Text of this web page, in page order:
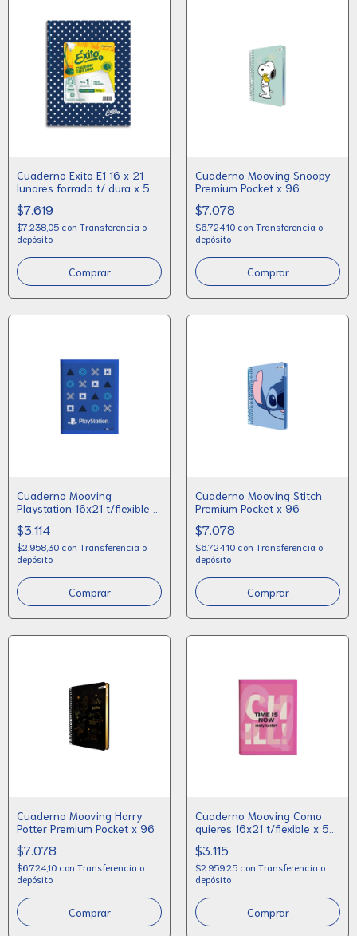
Cuaderno Exito E1 16 x 21
lunares forrado t/ dura x 50
$7.619
$7.238,05 con Transferencia o
depósito
Comprar
Cuaderno Mooving Snoopy
Premium Pocket x 96
$7.078
$6.724,10 con Transferencia o
depósito
Cuaderno Mooving
Playstation 16x21 t/flexible x
$3.114
$2.958,30 con Transferencia o
depósito
Cuaderno Mooving Stitch
Premium Pocket x 96
$7.078
$6.724,10 con Transferencia o
depósito
Cuaderno Mooving Harry
Potter Premium Pocket x 96
$7.078
$6.724,10 con Transferencia o
depósito
Cuaderno Mooving Como
quieres 16x21 t/flexible x 50
$3.115
$2.959,25 con Transferencia o
depósito